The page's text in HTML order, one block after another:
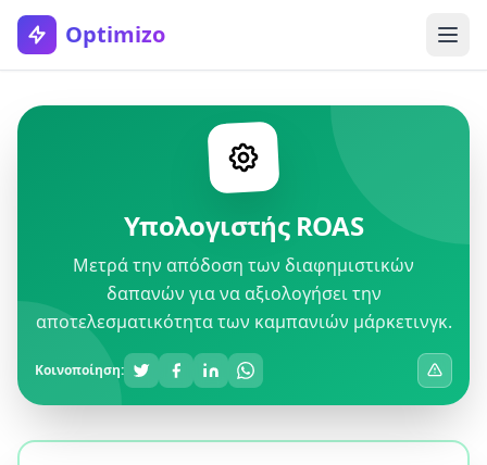
Optimizo
Υπολογιστής ROAS
Μετρά την απόδοση των διαφημιστικών
δαπανών για να αξιολογήσει την
αποτελεσματικότητα των καμπανιών μάρκετινγκ.
Κοινοποίηση: